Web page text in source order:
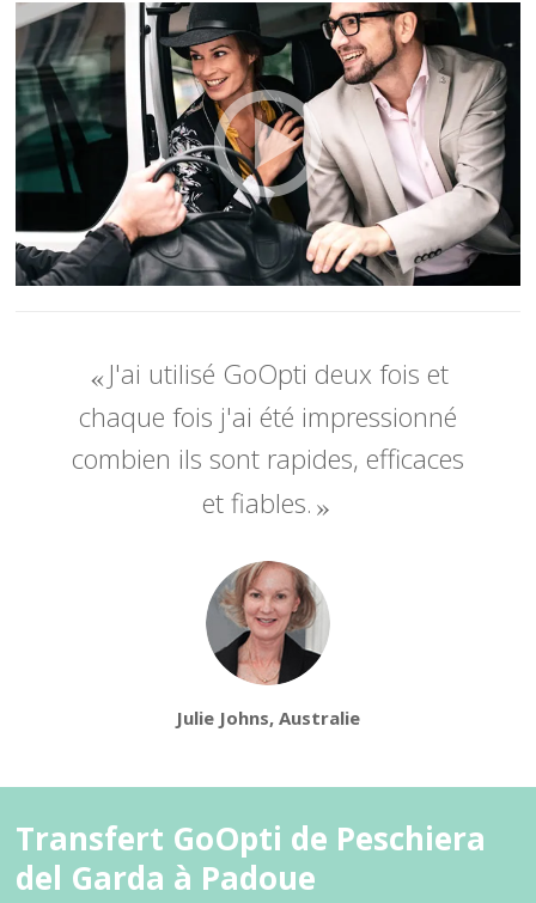
J'ai utilisé GoOpti deux fois et
chaque fois j'ai été impressionné
combien ils sont rapides, efficaces
et fiables.
Julie Johns, Australie
Transfert GoOpti de Peschiera
del Garda à Padoue